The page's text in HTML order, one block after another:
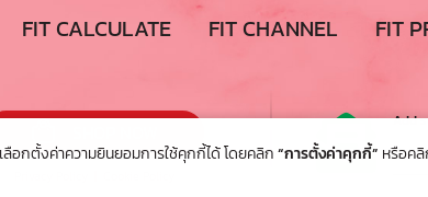
FIT CALCULATE FIT CHANNEL FIT
Add
อกตั้งค่าความยินยอมการใช้คุกกี้ได้ โดยคลิก“การตั้งค่าคุกกี้” หรือค